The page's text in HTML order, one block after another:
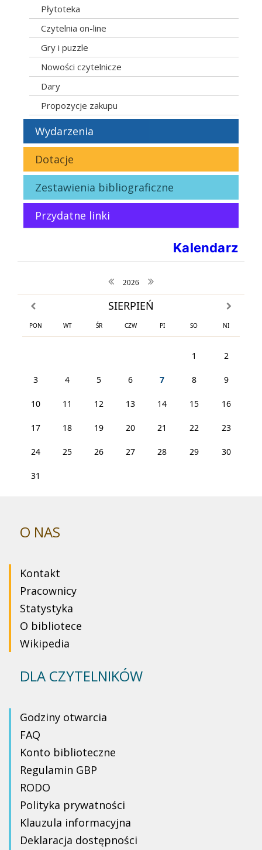
Płytoteka
Czytelnia on-line
Gry i puzzle
Nowości czytelnicze
Dary
Propozycje zakupu
Wydarzenia
Dotacje
Zestawienia bibliograficzne
Przydatne linki
Kalendarz
poprzedni rok
2026 następny rok
poprzedni miesiąc SIERPIEŃ następny
PON WT ŚR CZW PI SO NI
1 2
3 4 5 6 7 8 9
10 11 12 13 14 15 16
17 18 19 20 21 22 23
24 25 26 27 28 29 30
31
O NAS
Kontakt
Pracownicy
Statystyka
O bibliotece
Wikipedia
DLA CZYTELNIKÓW
Godziny otwarcia
FAQ
Konto biblioteczne
Regulamin GBP
RODO
Polityka prywatności
Klauzula informacyjna
Deklaracja dostępności